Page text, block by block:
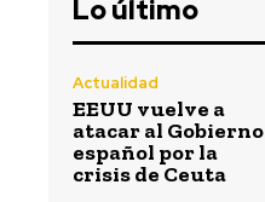
Lo último
Actualidad
EEUU vuelve a
atacar al Gobierno
español por la
crisis de Ceuta